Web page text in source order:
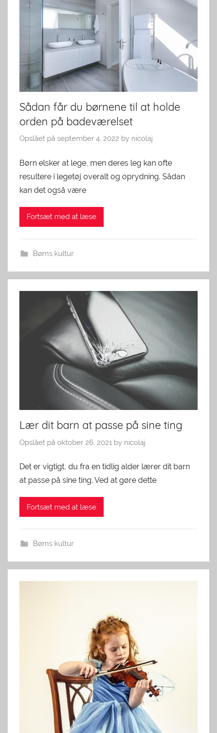
Sådan får du børnene til at holde
orden på badeværelset
Opslået på september 4, 2022 by nicolaj
Børn elsker at lege, men deres leg kan ofte
resultere i legetøj overalt og oprydning. Sådan
kan det også være
Fortsæt med at læse
Børns kultur
Lær dit barn at passe på sine ting
Opslået på oktober 26, 2021 by nicolaj
Det er vigtigt, du fra en tidlig alder lærer dit barn
at passe på sine ting. Ved at gøre dette
Fortsæt med at læse
Børns kultur